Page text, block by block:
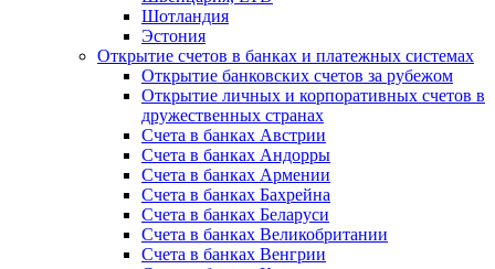
Шотландия
Эстония
Открытие счетов в банках и платежных системах
Открытие банковских счетов за рубежом
Открытие личных и корпоративных счетов в
дружественных странах
Счета в банках Австрии
Счета в банках Андорры
Счета в банках Армении
Счета в банках Бахрейна
Счета в банках Беларуси
Счета в банках Великобритании
Счета в банках Венгрии